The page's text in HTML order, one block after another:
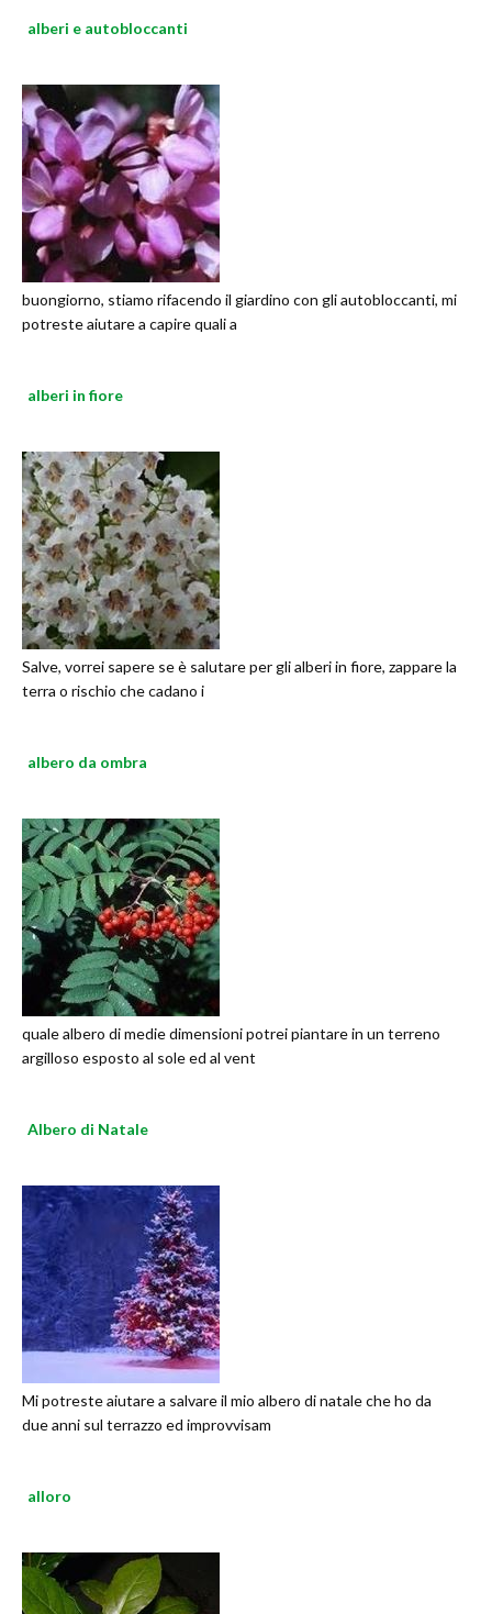
alberi e autobloccanti
buongiorno, stiamo rifacendo il giardino con gli autobloccanti, mi
potreste aiutare a capire quali a
alberi in fiore
Salve, vorrei sapere se è salutare per gli alberi in fiore, zappare la
terra o rischio che cadano i
albero da ombra
quale albero di medie dimensioni potrei piantare in un terreno
argilloso esposto al sole ed al vent
Albero di Natale
Mi potreste aiutare a salvare il mio albero di natale che ho da
due anni sul terrazzo ed improvvisam
alloro